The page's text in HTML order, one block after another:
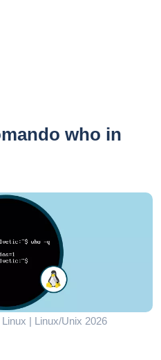
who in
| Linux/Unix 2026